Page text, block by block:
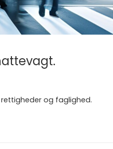
og faglighed.